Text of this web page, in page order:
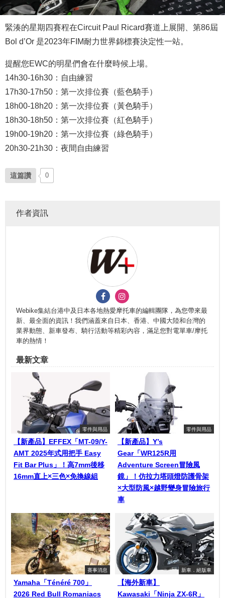
緊湊的星期四賽程在Circuit Paul Ricard賽道上展開、第86屆
Bol d’Or 是2023年FIM耐力世界錦標賽決定性一站。
提醒您EWC的明星們會在什麼時候上場。
14h30-16h30：自由練習
17h30-17h50：第一次排位賽（藍色騎手）
18h00-18h20：第一次排位賽（黃色騎手）
18h30-18h50：第一次排位賽（紅色騎手）
19h00-19h20：第一次排位賽（綠色騎手）
20h30-21h30：夜間自由練習
這篇讚 0
作者資訊
Webike集結台港中及日本各地熱愛摩托車的編輯團隊，為您帶來最
新、最全面的資訊！我們涵蓋來自日本、香港、中國大陸和台灣的
業界動態、新車發布、騎行活動等精彩內容，滿足您對電單車/摩托
車的熱情！
最新文章
零件與用品
【新產品】EFFEX「MT-09/Y-
AMT 2025年式用把手 Easy
Fit Bar Plus」！高7mm後移
16mm直上×三色×免換線組
零件與用品
【新產品】Y’s
Gear「WR125R用
Adventure Screen冒險風
鏡」！仿拉力塔頭燈防護骨架
×大型防風×越野變身冒險旅行
車
賽事消息
Yamaha「Ténéré 700」
2026 Red Bull Romaniacs
新車．絕版車
【海外新車】
Kawasaki「Ninja ZX-6R」